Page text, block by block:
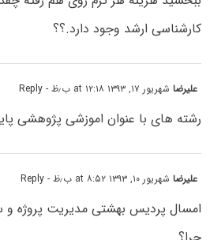
کارشناسی ارشد وجود دارد.؟؟
علیرضاشهریور ۱۷, ۱۳۹۳ at ۱۲:۱۸ ب٫ظ - Reply
رشته های با عنوان اموزشی پژوهشی
علیرضاشهریور ۱۰, ۱۳۹۳ at ۸:۵۲ ب٫ظ - Reply
امسال پردیس بهشتی مدیریت پروژه